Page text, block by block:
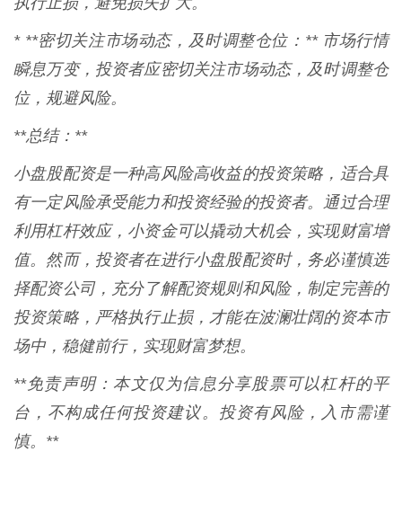
* **密切关注市场动态，及时调整仓位：** 市场行情
瞬息万变，投资者应密切关注市场动态，及时调整仓
位，规避风险。
**总结：**
小盘股配资是一种高风险高收益的投资策略，适合具
有一定风险承受能力和投资经验的投资者。通过合理
利用杠杆效应，小资金可以撬动大机会，实现财富增
值。然而，投资者在进行小盘股配资时，务必谨慎选
择配资公司，充分了解配资规则和风险，制定完善的
投资策略，严格执行止损，才能在波澜壮阔的资本市
场中，稳健前行，实现财富梦想。
**免责声明：本文仅为信息分享股票可以杠杆的平
台，不构成任何投资建议。投资有风险，入市需谨
慎。**